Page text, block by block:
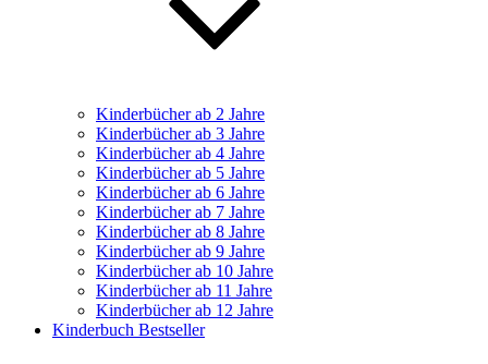
Kinderbücher ab 2 Jahre
Kinderbücher ab 3 Jahre
Kinderbücher ab 4 Jahre
Kinderbücher ab 5 Jahre
Kinderbücher ab 6 Jahre
Kinderbücher ab 7 Jahre
Kinderbücher ab 8 Jahre
Kinderbücher ab 9 Jahre
Kinderbücher ab 10 Jahre
Kinderbücher ab 11 Jahre
Kinderbücher ab 12 Jahre
Kinderbuch Bestseller